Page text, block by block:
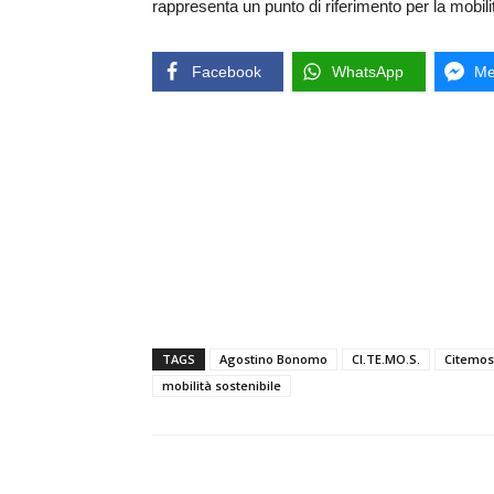
rappresenta un punto di riferimento per la
Facebook WhatsApp
TAGS Agostino Bonomo CI.TE.MO.S.
Citemos
mobilità sostenibile